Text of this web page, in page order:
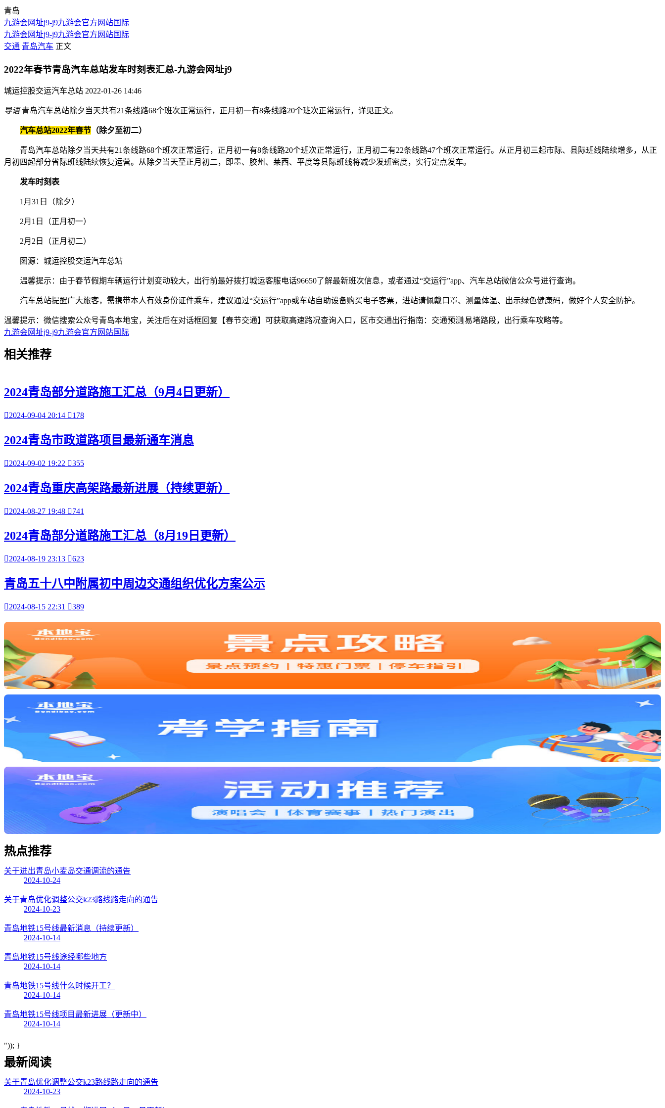
青岛
九游会网址j9-j9九游会官方网站国际
九游会网址j9-j9九游会官方网站国际
交通 青岛汽车 正文
2022年春节青岛汽车总站发车时刻表汇总-九游会网址j9
城运控股交运汽车总站 2022-01-26 14:46
导语青岛汽车总站除夕当天共有21条线路68个班次正常运行，正月初一有8条线路20个班次正常运行，详见正文。
汽车总站2022年春节 （除夕至初二）
青岛汽车总站除夕当天共有21条线路68个班次正常运行，正月初一有8条线路20个班次正常运行，正月初二有22条线路47个班次正常运行。从正月初三起市际、县际班线陆续增多，从正
月初四起部分省际班线陆续恢复运营。从除夕当天至正月初二，即墨、胶州、莱西、平度等县际班线将减少发班密度，实行定点发车。
发车时刻表
1月31日（除夕）
2月1日（正月初一）
2月2日（正月初二）
图源：城运控股交运汽车总站
温馨提示：由于春节假期车辆运行计划变动较大，出行前最好拨打城运客服电话96650了解最新班次信息，或者通过“交运行”app、汽车总站微信公众号进行查询。
汽车总站提醒广大旅客，需携带本人有效身份证件乘车，建议通过“交运行”app或车站自助设备购买电子客票，进站请佩戴口罩、测量体温、出示绿色健康码，做好个人安全防护。
温馨提示：微信搜索公众号青岛本地宝，关注后在对话框回复【春节交通】可获取高速路况查询入口，区市交通出行指南：交通预测|易堵路段，出行乘车攻略等。
九游会网址j9-j9九游会官方网站国际
相关推荐
2024青岛部分道路施工汇总（9月4日更新）
2024-09-04 20:14 178
2024青岛市政道路项目最新通车消息
2024-09-02 19:22 355
2024青岛重庆高架路最新进展（持续更新）
2024-08-27 19:48 741
2024青岛部分道路施工汇总（8月19日更新）
2024-08-19 23:13 623
青岛五十八中附属初中周边交通组织优化方案公示
2024-08-15 22:31 389
热点推荐
关于进出青岛小麦岛交通调流的通告
2024-10-24
关于青岛优化调整公交k23路线路走向的通告
2024-10-23
青岛地铁15号线最新消息（持续更新）
2024-10-14
青岛地铁15号线途经哪些地方
2024-10-14
青岛地铁15号线什么时候开工？
2024-10-14
青岛地铁15号线项目最新进展（更新中）
2024-10-14
")); }
最新阅读
关于青岛优化调整公交k23路线路走向的通告
2024-10-23